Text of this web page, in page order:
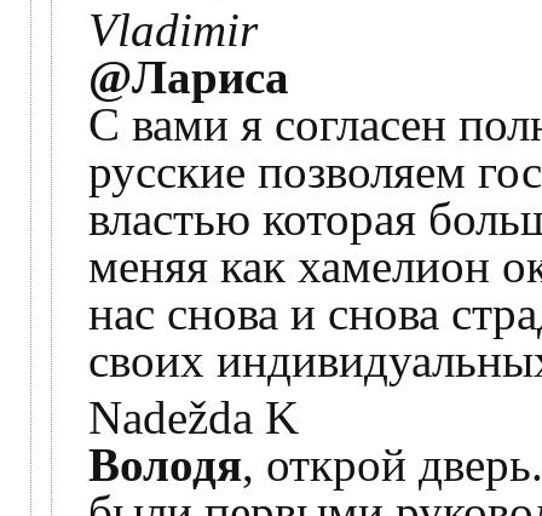
Vladimir
@Лариса
С вами я согласен
русские позволяем
властью которая
меняя как хамелион
нас снова и снова
своих
Nadežda K
Володя, открой